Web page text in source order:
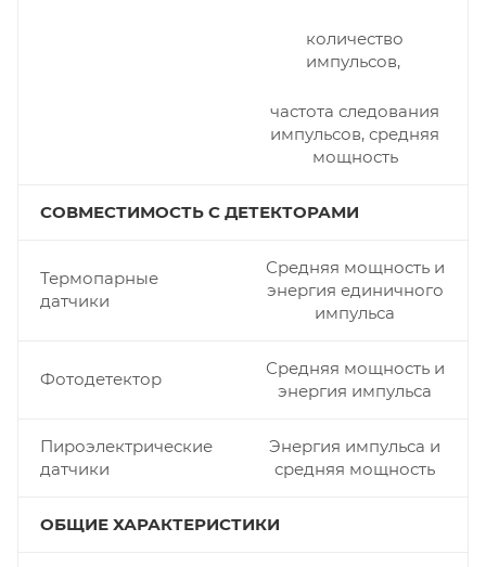
количество
импульсов,
частота следования
импульсов, средняя
мощность
СОВМЕСТИМОСТЬ С ДЕТЕКТОРАМИ
Термопарные
датчики
Средняя мощность и
энергия единичного
импульса
Фотодетектор
Средняя мощность и
энергия импульса
Пироэлектрические
датчики
Энергия импульса и
средняя мощность
ОБЩИЕ ХАРАКТЕРИСТИКИ